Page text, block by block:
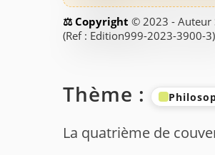
© 2023 - Auteur
(Ref : Edition999-2023-3900-3)
Thème :
La quatrième de